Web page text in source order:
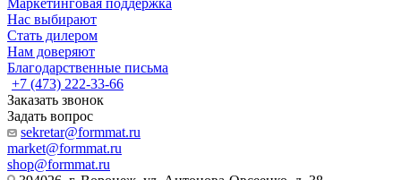
Маркетинговая поддержка
Нас выбирают
Стать дилером
Нам доверяют
Благодарственные письма
+7 (473) 222-33-66
Заказать звонок
Задать вопрос
sekretar@formmat.ru
market@formmat.ru
shop@formmat.ru